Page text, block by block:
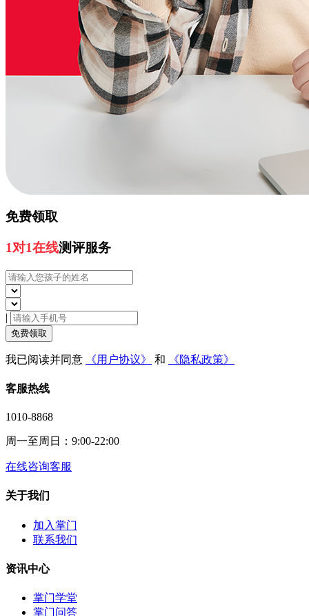
免费领取
1对1在线测评服务
|
免费领取
我已阅读并同意 《用户协议》 和 《隐私政策》
客服热线
1010-8868
周一至周日：9:00-22:00
在线咨询客服
关于我们
加入掌门
联系我们
资讯中心
掌门学堂
掌门问答